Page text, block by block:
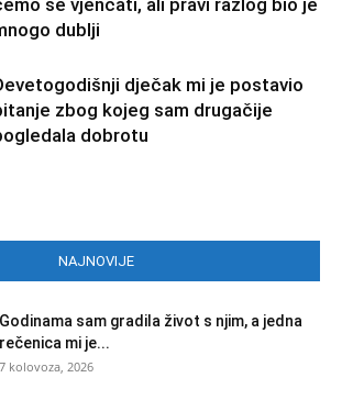
se vjenčati, ali pravi razlog bio je
dublji
dječak mi je postavio
zbog kojeg sam drugačije
dobrotu
NAJNOVIJE
Godinama sam gradila život s njim, a jedna
rečenica mi je...
7 kolovoza, 2026